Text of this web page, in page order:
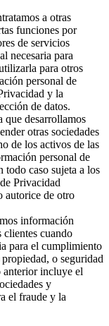
a otras
funciones por
de servicios
necesaria para
para otros
personal de
y la
de datos.
que desarrollamos
otras sociedades
de los activos de las
personal de
todo caso sujeta a los
Privacidad
autorice de otro
información
clientes cuando
para el cumplimiento
o seguridad
anterior incluye el
y
el fraude y la